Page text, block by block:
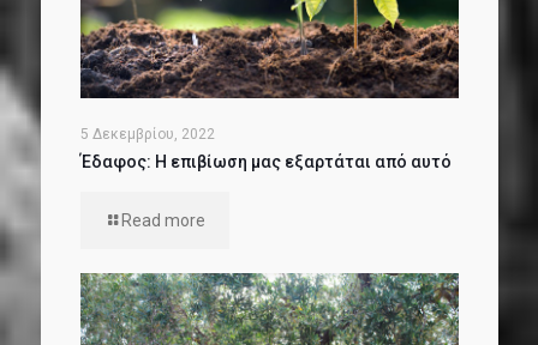
5 Δεκεμβρίου, 2022
Έδαφος: Η επιβίωση μας εξαρτάται από αυτό
Read more